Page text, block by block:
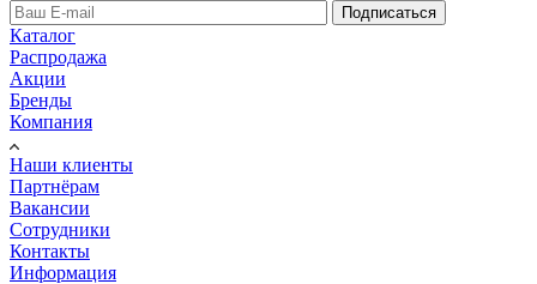
Подписаться
Каталог
Распродажа
Акции
Бренды
Компания
Наши клиенты
Партнёрам
Вакансии
Сотрудники
Контакты
Информация